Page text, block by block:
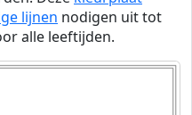
lijnen nodigen uit tot
alle leeftijden.